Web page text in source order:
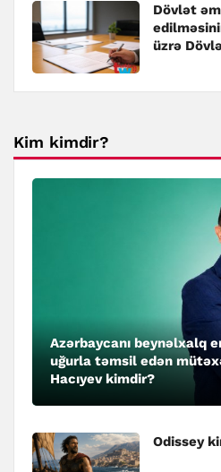
Dövlət
üzrə
Kim kimdir?
Azərbaycanı beynəlxalq
uğurla təmsil edən
Hacıyev kimdir?
Odissey